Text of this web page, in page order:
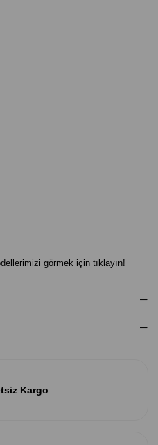
görmek için tıklayın!
Kargo